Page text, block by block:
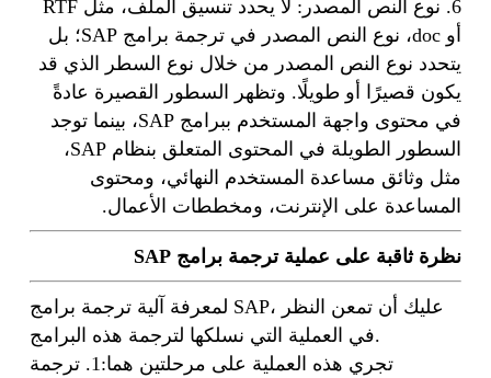
6. نوع النص المصدر: لا يحدد تنسيق الملف، مثل RTF
أو doc، نوع النص المصدر في ترجمة برامج SAP؛ بل
يتحدد نوع النص المصدر من خلال نوع السطر الذي قد
يكون قصيرًا أو طويلًا. وتظهر السطور القصيرة عادةً
في محتوى واجهة المستخدم ببرامج SAP، بينما توجد
السطور الطويلة في المحتوى المتعلق بنظام SAP،
مثل وثائق مساعدة المستخدم النهائي، ومحتوى
المساعدة على الإنترنت، ومخططات الأعمال.
نظرة ثاقبة على عملية ترجمة برامج SAP
لمعرفة آلية ترجمة برامج SAP، عليك أن تمعن النظر
في العملية التي نسلكها لترجمة هذه البرامج.
تجري هذه العملية على مرحلتين هما:1. ترجمة